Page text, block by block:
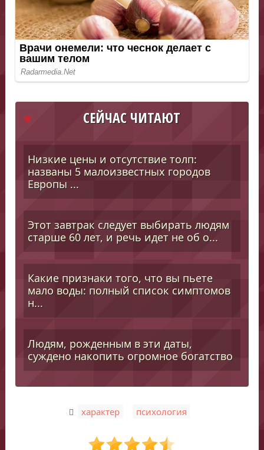
СЕЙЧАС ЧИТАЮТ
Низкие цены и отсутствие толп:
названы 5 малоизвестных городов
Европы ...
Этот завтрак следует выбирать людям
старше 60 лет, и речь идет не об о...
Какие признаки того, что вы пьете
мало воды: полный список симптомов
н...
Людям, рожденным в эти даты,
суждено накопить огромное богатство
характер психология